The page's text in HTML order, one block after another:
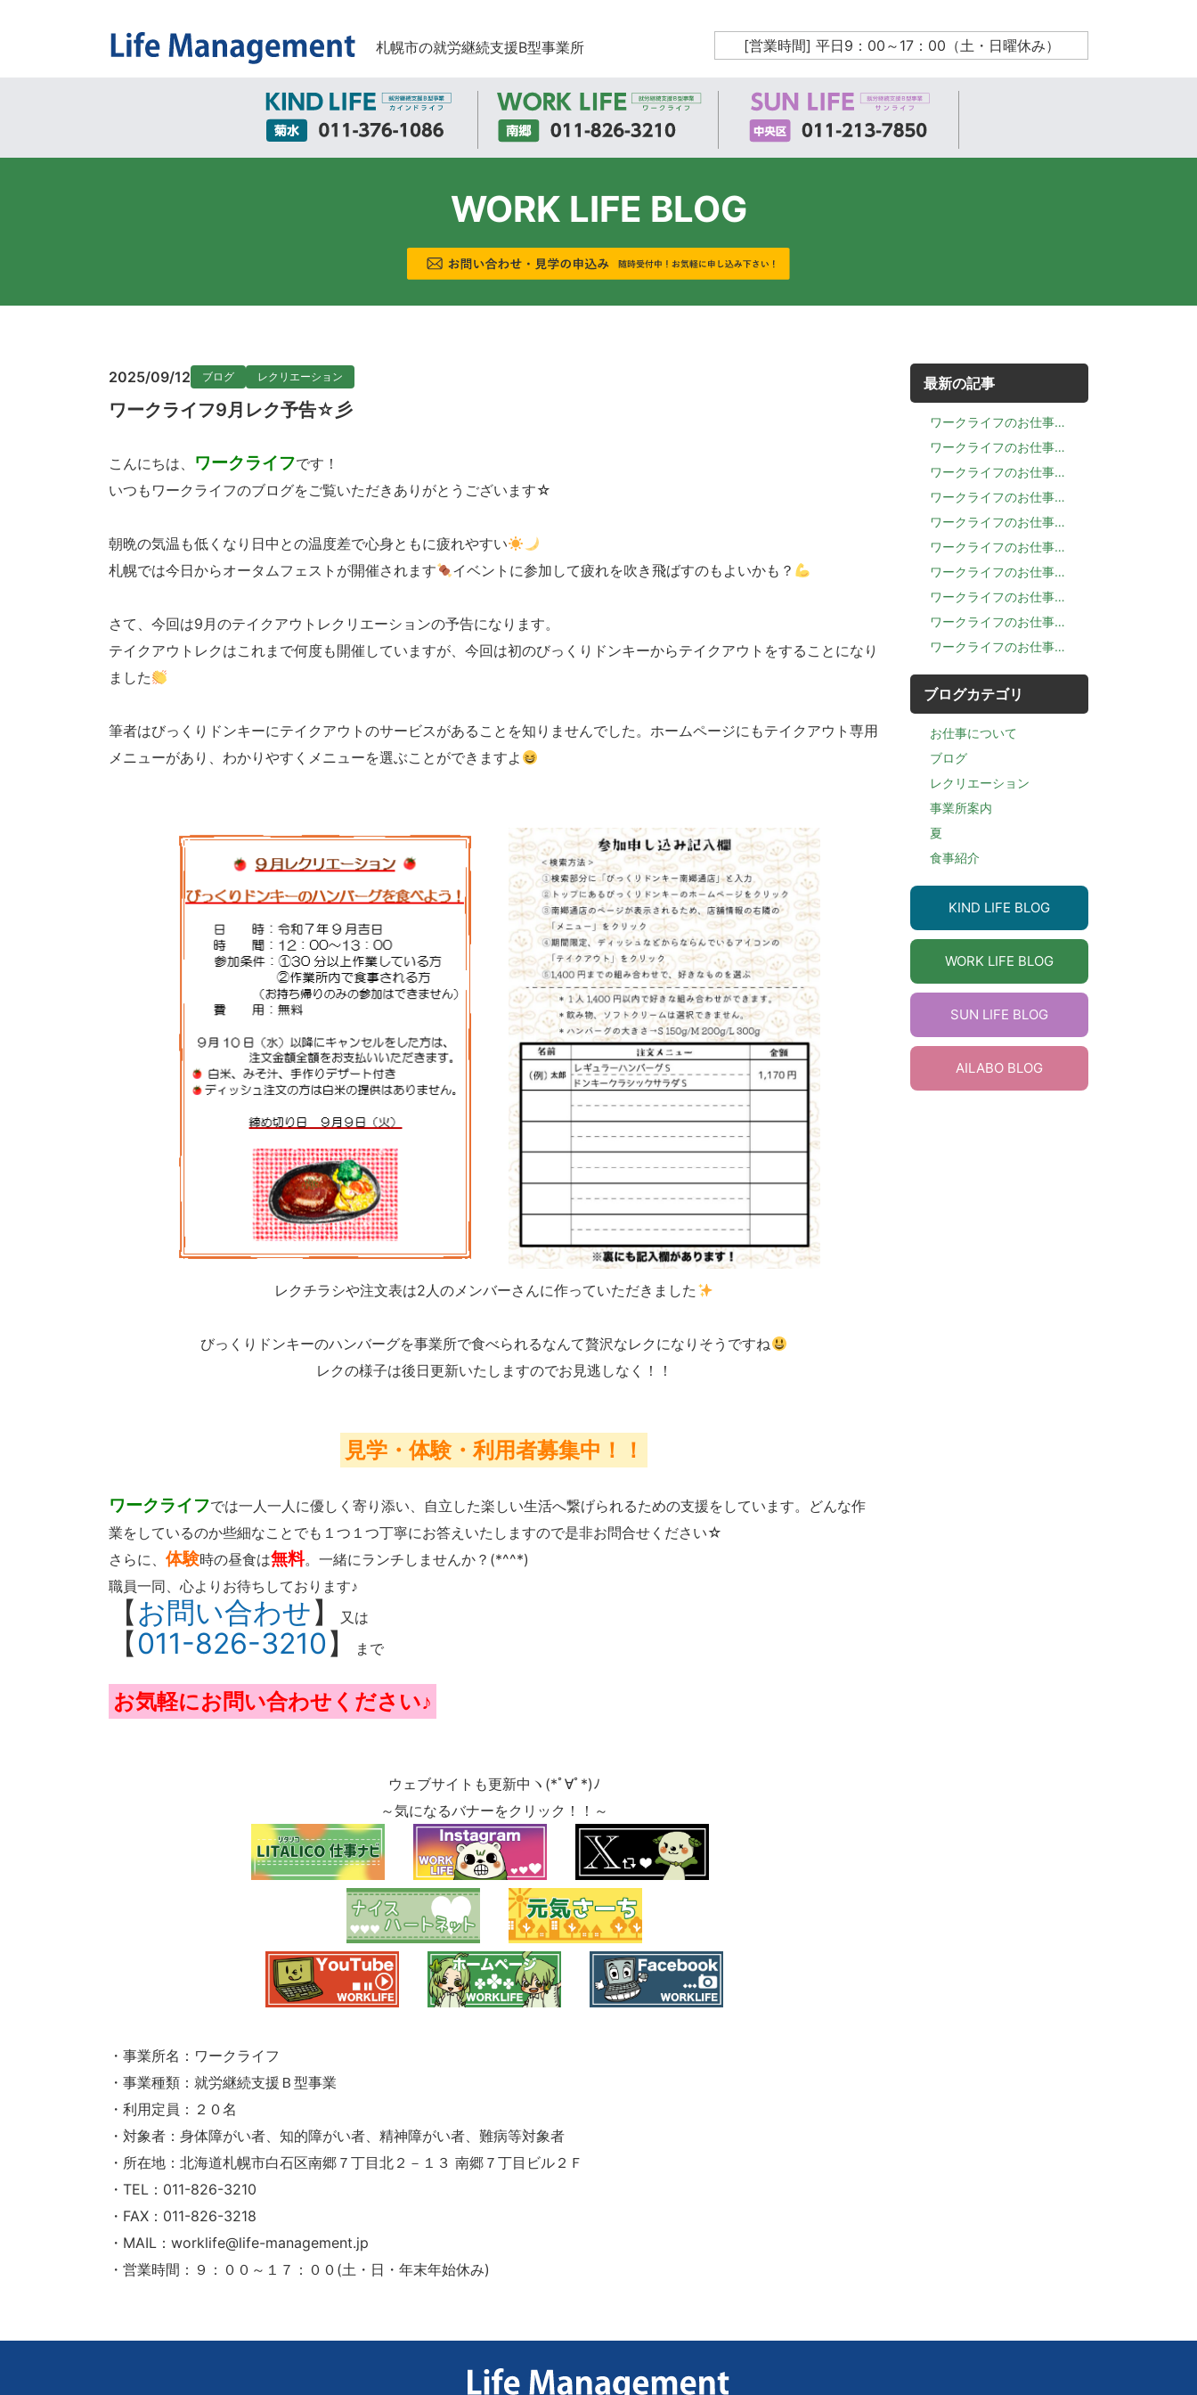
札幌市の就労継続支援B型事業所 [営業時間] 平日9：00～17：00（土・日曜休み）
WORK LIFE BLOG
2025/09/12 ブログ レクリエーション
ワークライフ9月レク予告☆彡
こんにちは、 ワークライフです！
いつもワークライフのブログをご覧いただきありがとうございます☆
朝晩の気温も低くなり日中との温度差で心身ともに疲れやすい
札幌では今日からオータムフェストが開催されます
イベントに参加して疲れを吹き飛ばすのもよいかも？
さて、今回は9月のテイクアウトレクリエーションの予告になります。
テイクアウトレクはこれまで何度も開催していますが、今回は初のびっくりドンキーからテイクアウトをすることになり
ました
筆者はびっくりドンキーにテイクアウトのサービスがあることを知りませんでした。ホームページにもテイクアウト専用
メニューがあり、わかりやすくメニューを選ぶことができますよ
レクチラシや注文表は2人のメンバーさんに作っていただきました
びっくりドンキーのハンバーグを事業所で食べられるなんて贅沢なレクになりそうですね
レクの様子は後日更新いたしますのでお見逃しなく！！
見学・体験・利用者募集中！！
ワークライフでは一人一人に優しく寄り添い、自立した楽しい生活へ繋げられるための支援をしています。どんな作
業をしているのか些細なことでも１つ１つ丁寧にお答えいたしますので是非お問合せください☆
さらに、 体験時の昼食は無料。一緒にランチしませんか？(*^^*)
職員一同、心よりお待ちしております♪
【お問い合わせ】 又は
【011-826-3210】 まで
お気軽にお問い合わせください♪
ウェブサイトも更新中ヽ(*ﾟ∀ﾟ*)ﾉ
～気になるバナーをクリック！！～
・事業所名：ワークライフ
・事業種類：就労継続支援Ｂ型事業
・利用定員：２０名
・対象者：身体障がい者、知的障がい者、精神障がい者、難病等対象者
・所在地：北海道札幌市白石区南郷７丁目北２－１３ 南郷７丁目ビル２Ｆ
・TEL：011-826-3210
・FAX：011-826-3218
・MAIL：worklife@life-management.jp
・営業時間：９：００～１７：００(土・日・年末年始休み)
最新の記事
ワークライフのお仕事…
ワークライフのお仕事…
ワークライフのお仕事…
ワークライフのお仕事…
ワークライフのお仕事…
ワークライフのお仕事…
ワークライフのお仕事…
ワークライフのお仕事…
ワークライフのお仕事…
ワークライフのお仕事…
ブログカテゴリ
お仕事について
ブログ
レクリエーション
事業所案内
夏
食事紹介
KIND LIFE BLOG
WORK LIFE BLOG
SUN LIFE BLOG
AILABO BLOG